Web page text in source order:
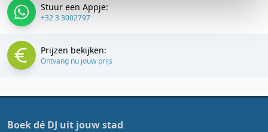
Stuur een Appje:
+32 3 3002797
Prijzen bekijken:
Ontvang nu jouw prijs
Boek dé DJ uit jouw stad